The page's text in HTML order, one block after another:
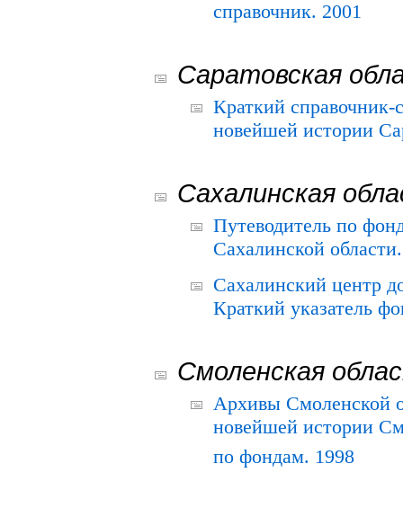
справочник. 2001
Саратовская
Краткий
новейшей истории
Сахалинская
Путеводитель по
Сахалинской
Сахалинский центр
Краткий указатель
Смоленская
Архивы Смоленской
новейшей истории
по фондам. 1998